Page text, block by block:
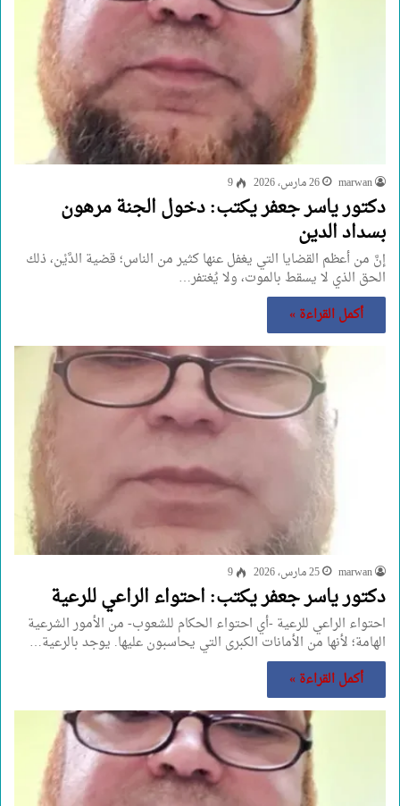
marwan 26 مارس، 2026 9
دكتور ياسر جعفر يكتب: دخول الجنة مرهون
بسداد الدين
إنَّ من أعظم القضايا التي يغفل عنها كثير من الناس؛ قضية الدَّيْن، ذلك
الحق الذي لا يسقط بالموت، ولا يُغتفر…
أكمل القراءة »
marwan 25 مارس، 2026 9
دكتور ياسر جعفر يكتب: احتواء الراعي للرعية
احتواء الراعي للرعية -أي احتواء الحكام للشعوب- من الأمور الشرعية
الهامة؛ لأنها من الأمانات الكبرى التي يحاسبون عليها. يوجد بالرعية…
أكمل القراءة »